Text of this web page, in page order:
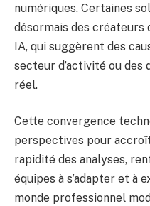
numériques. Certaines
désormais des créateurs
IA, qui suggèrent des
secteur d’activité ou des
réel.
Cette convergence
perspectives pour
rapidité des analyses,
équipes à s’adapter et à
monde professionnel